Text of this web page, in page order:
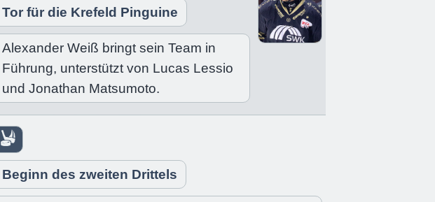
Tor für die Krefeld Pinguine
Alexander Weiß bringt sein Team in
Führung, unterstützt von Lucas Lessio
und Jonathan Matsumoto.
Beginn des zweiten Drittels